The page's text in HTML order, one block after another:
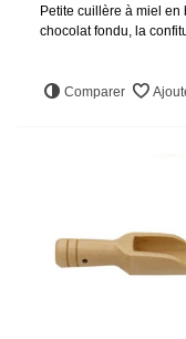
Petite cuillère à miel
chocolat fondu, la
Comparer